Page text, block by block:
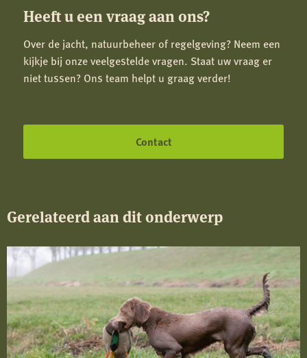
Heeft u een vraag aan ons?
Over de jacht, natuurbeheer of regelgeving? Neem een
kijkje bij onze veelgestelde vragen. Staat uw vraag er
niet tussen? Ons team helpt u graag verder!
Contact
Gerelateerd aan dit onderwerp